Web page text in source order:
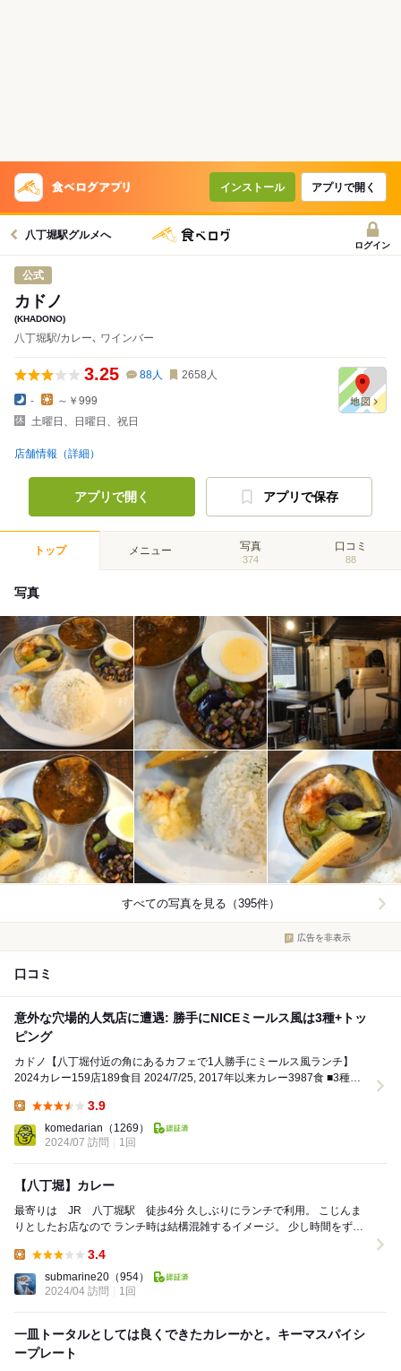
インストール アプリで開く
八丁堀駅グルメへ
ログイン
公式
カドノ
(KHADONO)
八丁堀駅/カレー､ ワインバー
3.25 88人 2658 人
-
～￥999
土曜日、日曜日、祝日
店舗情報（詳細）
アプリで開く アプリで保存
トップ メニュー 写真
374
口コミ
88
写真
すべての写真を見る（395件）
広告を非表示
口コミ
意外な穴場的人気店に遭遇: 勝手にNICEミールス風は3種+トッ
ピング
カドノ【八丁堀付近の角にあるカフェで1人勝手にミールス風ランチ】
2024カレー159店189食目 2024/7/25, 2017年以来カレー3987食 ■3種盛
3.9
komedarian （1269）
2024/07 訪問
1回
【八丁堀】カレー
最寄りは JR 八丁堀駅 徒歩4分 久しぶりにランチで利用。 こじんま
りとしたお店なので ランチ時は結構混雑するイメージ。 少し時間をずら
3.4
submarine20 （954）
2024/04 訪問
1回
一皿トータルとしては良くできたカレーかと。キーマスパイシ
ープレート